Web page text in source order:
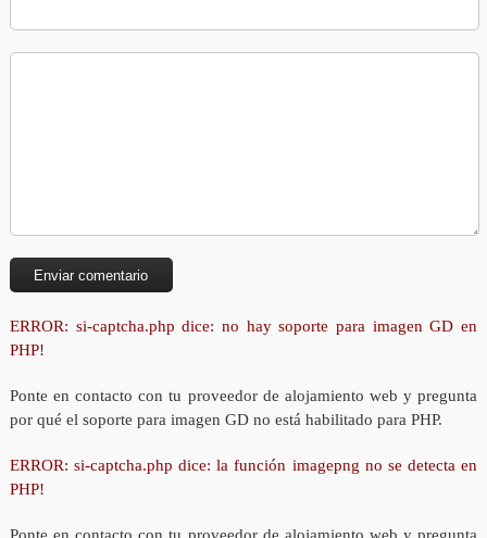
ERROR: si-captcha.php dice: no hay soporte para imagen GD en
PHP!
Ponte en contacto con tu proveedor de alojamiento web y pregunta
por qué el soporte para imagen GD no está habilitado para PHP.
ERROR: si-captcha.php dice: la función imagepng no se detecta en
PHP!